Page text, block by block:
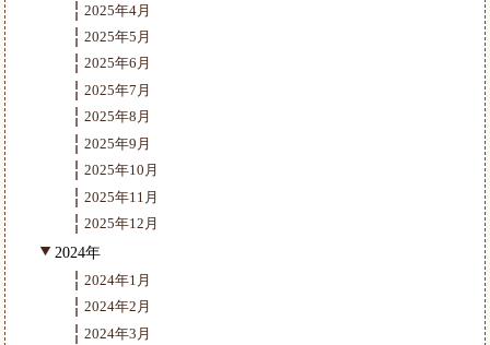
2025年4月
2025年5月
2025年6月
2025年7月
2025年8月
2025年9月
2025年10月
2025年11月
2025年12月
2024年
2024年1月
2024年2月
2024年3月